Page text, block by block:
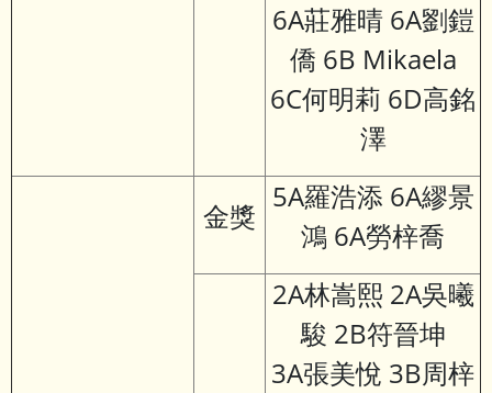
6A莊雅晴 6A劉鎧
僑 6B Mikaela
6C何明莉 6D高銘
澤
金獎
5A羅浩添 6A繆景
鴻 6A勞梓喬
2A林嵩熙 2A吳曦
駿 2B符晉坤
3A張美悅 3B周梓